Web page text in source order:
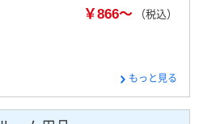
￥866～ （税込）
もっと見る